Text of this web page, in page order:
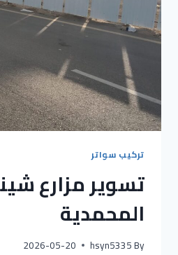
تركيب سواتر
تسوير مزارع
المحمدية
By
hsyn5335
2026-05-20